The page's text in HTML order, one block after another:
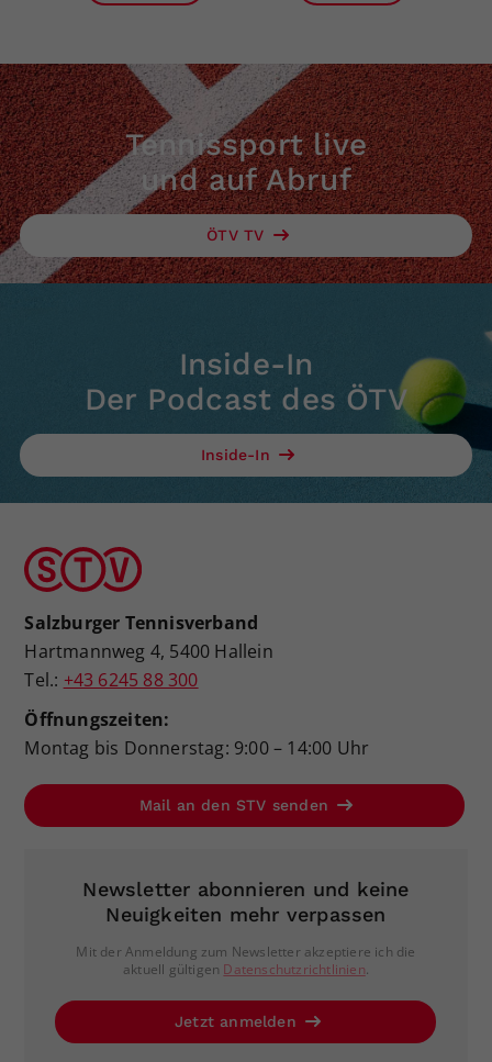
Tennissport live
und auf Abruf
ÖTV TV
Inside-In
Der Podcast des ÖTV
Inside-In
Salzburger Tennisverband
Hartmannweg 4, 5400 Hallein
Tel.: +43 6245 88 300
Öffnungszeiten:
Montag bis Donnerstag: 9:00 – 14:00 Uhr
Mail an den STV senden
Newsletter abonnieren und keine
Neuigkeiten mehr verpassen
Mit der Anmeldung zum Newsletter akzeptiere ich die
aktuell gültigen Datenschutzrichtlinien.
Jetzt anmelden